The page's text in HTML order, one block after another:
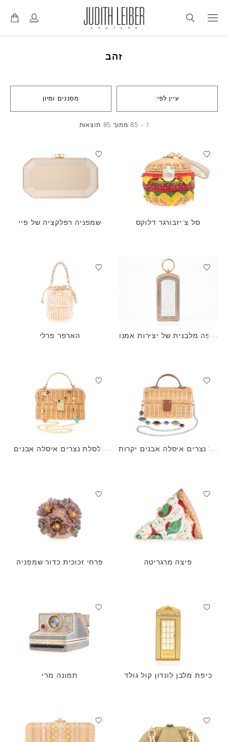
זהב
עיין לפי: מסננים ומיון
1 - 85 מתוך 85 תוצאות
סל צ'יזבורגר דלוקס שמפניה רפלקציה של פיי
כיפה מלבנית של יצירות אמנו
הארפר פרלי
סל נצרים איסלה אבנים יקרות
סלסלת נצרים איסלה אבנים
פיצה מרגריטה פרחי זכוכית כדור שמפניה
כיפת מלבן לונדון קול גולד תמונה מרי